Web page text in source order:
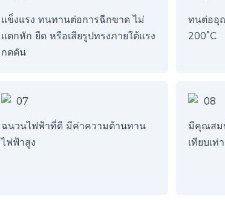
แข็งแรง ทนทานต่อการฉีกขาด ไม่
แตกหัก ยืด หรือเสียรูปทรงภายใต้แรง
กดดัน
ทนต่ออุ
200°C
ฉนวนไฟฟ้าที่ดี มีค่าความต้านทาน
ไฟฟ้าสูง
มีคุณสม
เทียบเ